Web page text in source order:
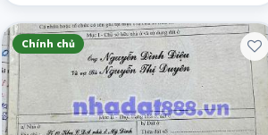
Chính chủ